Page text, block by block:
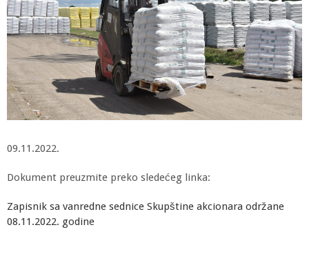
09.11.2022.
Dokument preuzmite preko sledećeg linka:
Zapisnik sa vanredne sednice Skupštine akcionara održane
08.11.2022. godine